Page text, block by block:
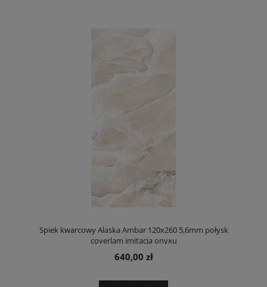
Spiek kwarcowy Alaska Ambar 120x260 5,6mm połysk
coverlam imitacja onyxu
640,00 zł